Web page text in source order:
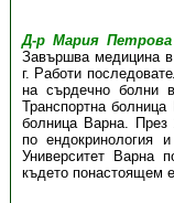
Д-р Мария Петрова
Завършва медицина в
г. Работи
на сърдечно болни
Транспортна
болница Варна. През
по ендокринология
Университет Варна
където понастоящем